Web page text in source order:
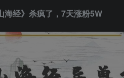
海经》杀疯了，7天涨粉5W